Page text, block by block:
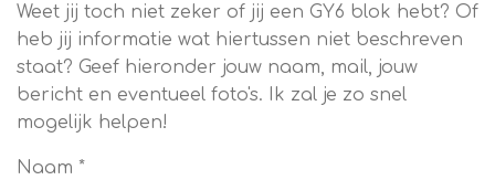
Weet jij toch niet zeker of jij een GY6 blok hebt? Of
heb jij informatie wat hiertussen niet beschreven
staat? Geef hieronder jouw naam, mail, jouw
bericht en eventueel foto's. Ik zal je zo snel
mogelijk helpen!
Naam *